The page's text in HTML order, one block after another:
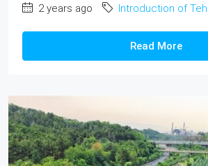
2 years ago Introduction of
Read More